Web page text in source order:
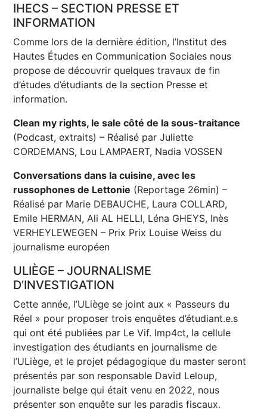
IHECS – SECTION PRESSE ET
INFORMATION
Comme lors de la dernière édition, l’Institut des
Hautes Études en Communication Sociales nous
propose de découvrir quelques travaux de fin
d’études d’étudiants de la section Presse et
information.
Clean my rights, le sale côté de la sous-traitance
(Podcast, extraits) – Réalisé par Juliette
CORDEMANS, Lou LAMPAERT, Nadia VOSSEN
Conversations dans la cuisine, avec les
russophones de Lettonie (Reportage 26min) –
Réalisé par Marie DEBAUCHE, Laura COLLARD,
Emile HERMAN, Ali AL HELLI, Léna GHEYS, Inès
VERHEYLEWEGEN – Prix Prix Louise Weiss du
journalisme européen
ULIÈGE – JOURNALISME
D’INVESTIGATION
Cette année, l’ULiège se joint aux « Passeurs du
Réel » pour proposer trois enquêtes d’étudiant.e.s
qui ont été publiées par Le Vif. Imp4ct, la cellule
investigation des étudiants en journalisme de
l’ULiège, et le projet pédagogique du master seront
présentés par son responsable David Leloup,
journaliste belge qui était venu en 2022, nous
présenter son enquête sur les paradis fiscaux.